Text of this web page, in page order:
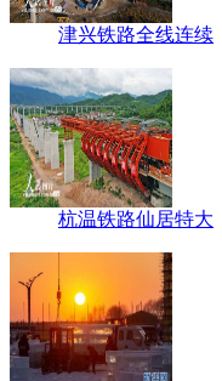
津兴铁路全线连续
杭温铁路仙居特大